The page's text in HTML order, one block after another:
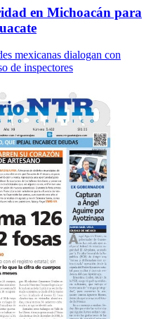
en Michoacán para
mexicanas dialogan con
de inspectores